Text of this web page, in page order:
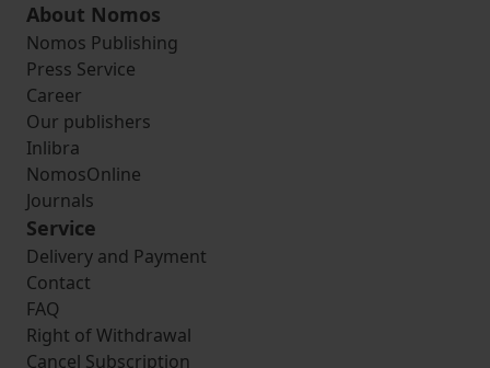
About Nomos
Nomos Publishing
Press Service
Career
Our publishers
Inlibra
NomosOnline
Journals
Service
Delivery and Payment
Contact
FAQ
Right of Withdrawal
Cancel Subscription